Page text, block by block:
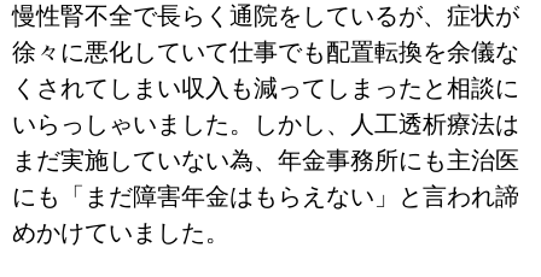
慢性腎不全で長らく通院をしているが、症状が
徐々に悪化していて仕事でも配置転換を余儀な
くされてしまい収入も減ってしまったと相談に
いらっしゃいました。しかし、人工透析療法は
まだ実施していない為、年金事務所にも主治医
にも「まだ障害年金はもらえない」と言われ諦
めかけていました。